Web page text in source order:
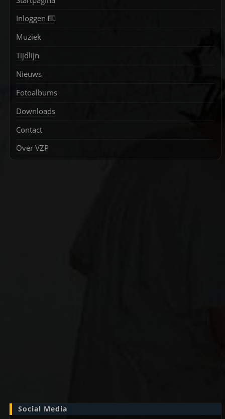
Inloggen ⌨️
Muziek
Tijdlijn
Nieuws
Fotoalbums
Downloads
Contact
Over VZP
Social Media